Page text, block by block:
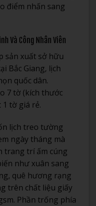
điểm nhấn sang
Và Công Nhân Viên
sản xuất sở hữu
Bắc Giang, lịch
quốc dân.
7 tờ (kích thước
1 tờ giá rẻ.
lịch treo tường
ngày tháng mà
trang trí ấm cúng
như xuân sang
quê hương rạng
trên chất liệu giấy
Phần trống phía